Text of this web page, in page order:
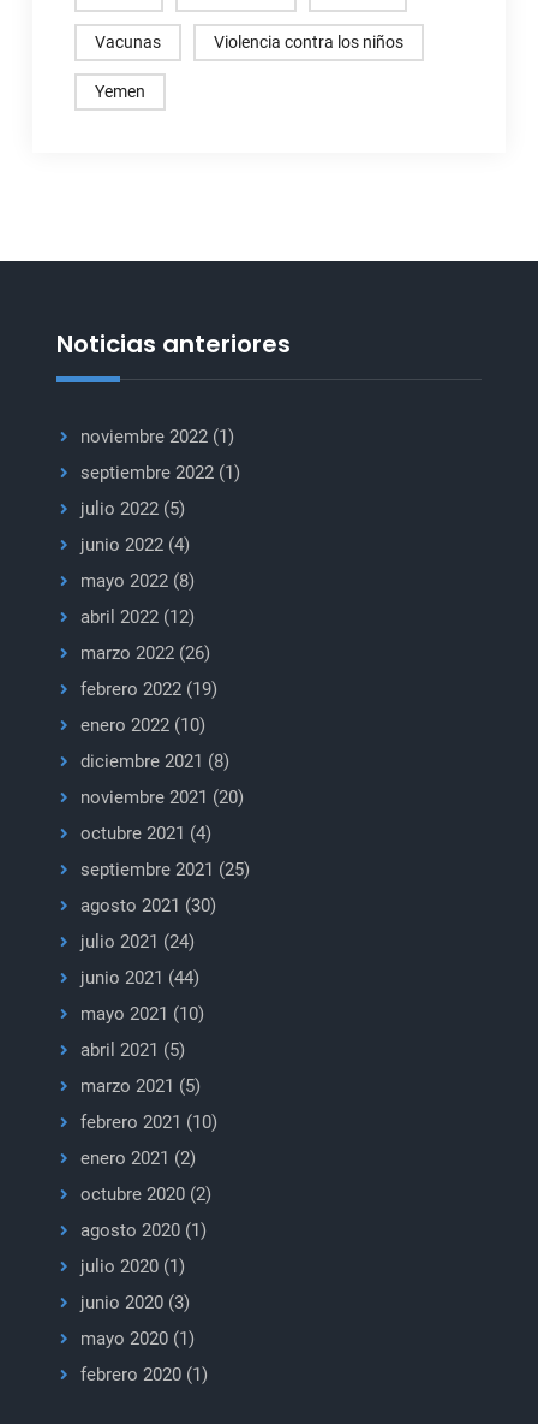
Vacunas Violencia contra los niños
Yemen
Noticias anteriores
noviembre 2022(1)
septiembre 2022(1)
julio 2022(5)
junio 2022(4)
mayo 2022(8)
abril 2022(12)
marzo 2022(26)
febrero 2022(19)
enero 2022(10)
diciembre 2021 (8)
noviembre 2021 (20)
octubre 2021 (4)
septiembre 2021 (25)
agosto 2021 (30)
julio 2021 (24)
junio 2021 (44)
mayo 2021 (10)
abril 2021 (5)
marzo 2021 (5)
febrero 2021 (10)
enero 2021 (2)
octubre 2020(2)
agosto 2020(1)
julio 2020(1)
junio 2020(3)
mayo 2020(1)
febrero 2020(1)